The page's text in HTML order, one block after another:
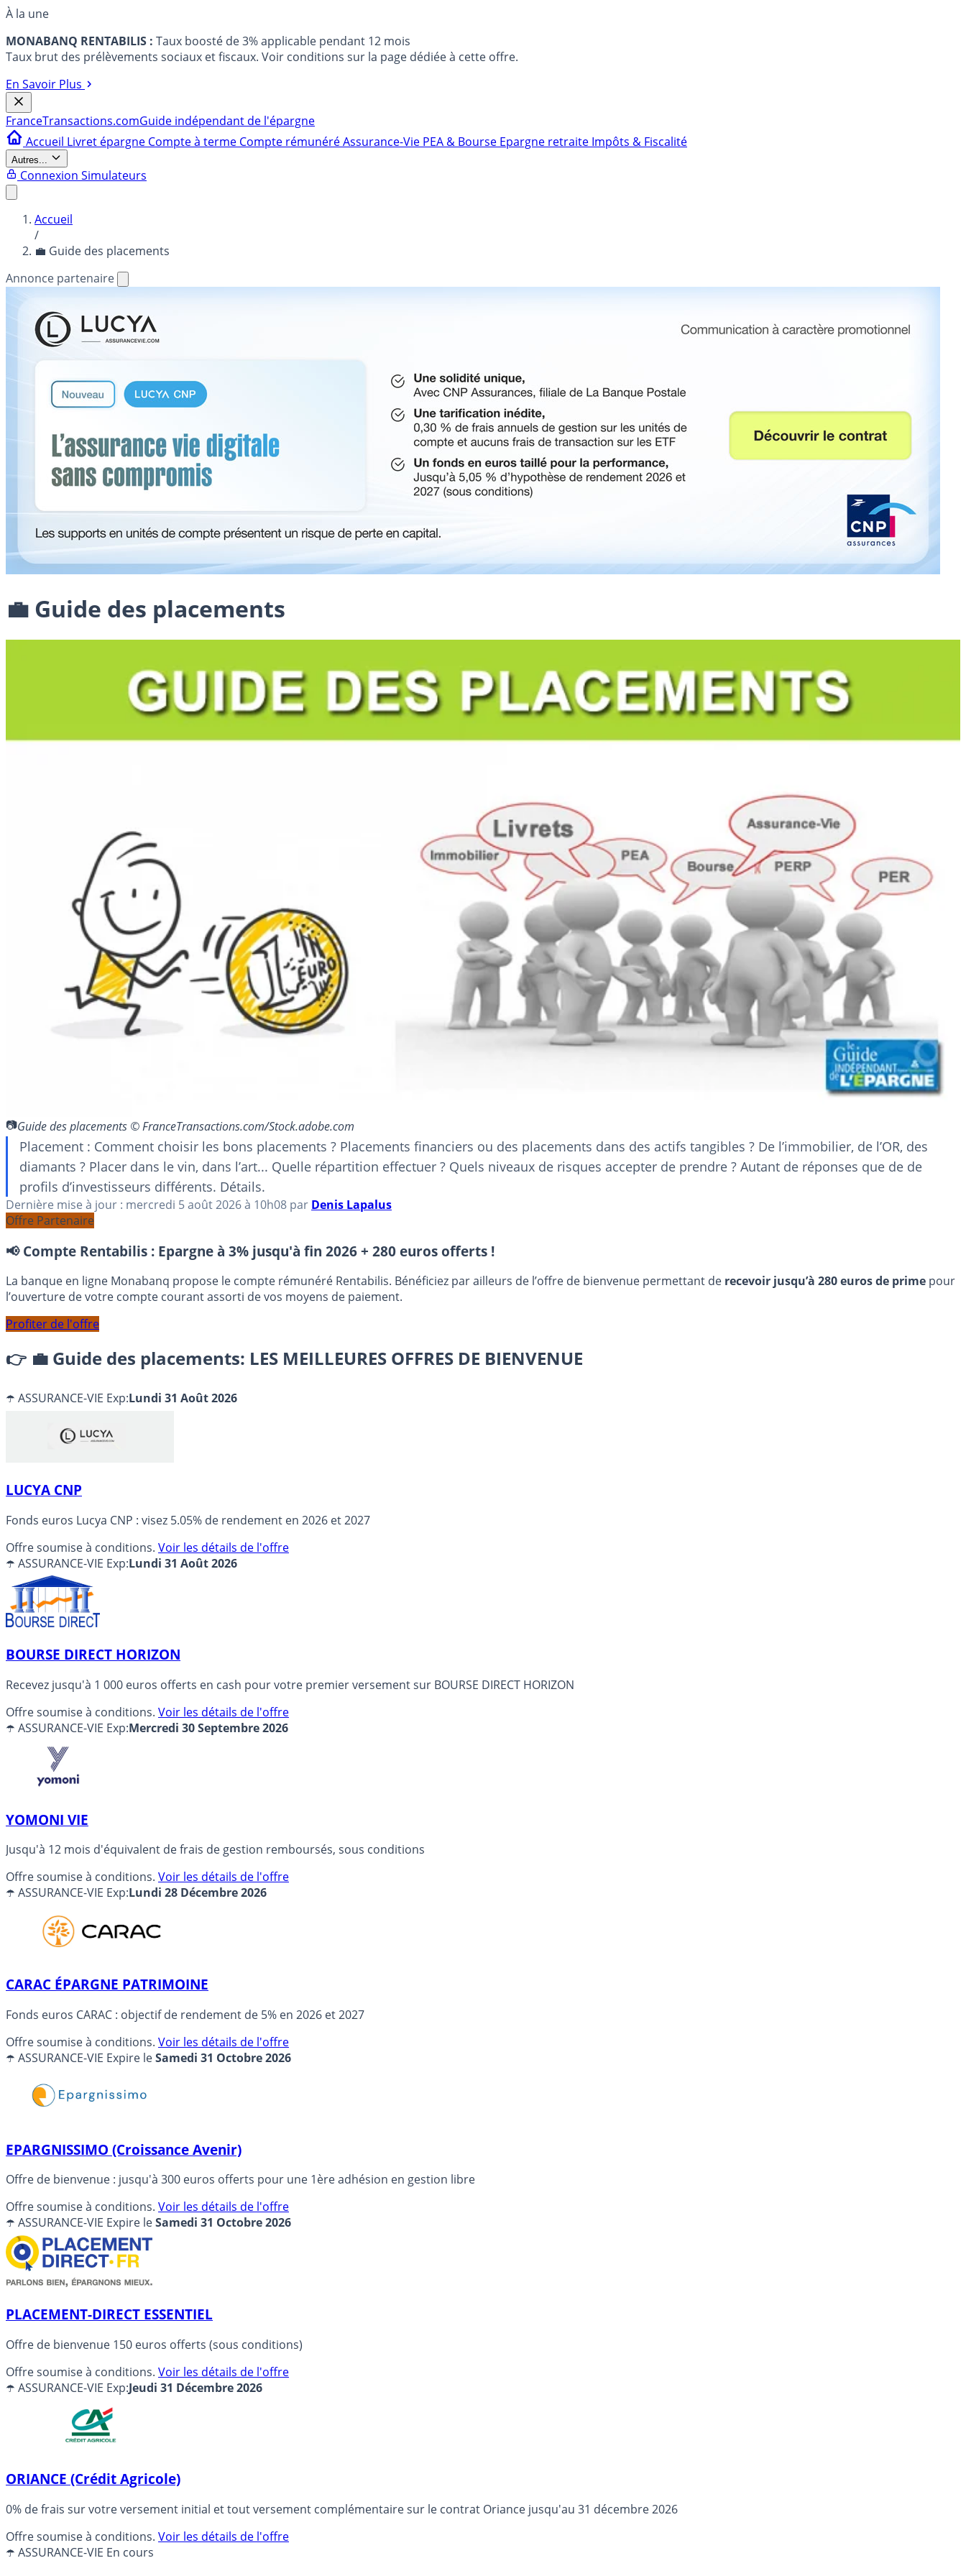
À la une
MONABANQ RENTABILIS : Taux boosté de 3% applicable pendant 12 mois
Taux brut des prélèvements sociaux et fiscaux. Voir conditions sur la page dédiée à cette offre.
En Savoir Plus
FranceTransactions.comGuide indépendant de l'épargne
Accueil Livret épargne Compte à terme Compte rémunéréAssurance-Vie PEA & Bourse Epargne retraite Impôts & Fiscalité
Autres...
Connexion Simulateurs
Accueil
/
💼 Guide des placements
Annonce partenaire
💼 Guide des placements
Guide des placements © FranceTransactions.com/Stock.adobe.com
Placement : Comment choisir les bons placements ? Placements financiers ou des placements dans des actifs tangibles ? De l’immobilier, de l’OR, des
diamants ? Placer dans le vin, dans l’art... Quelle répartition effectuer ? Quels niveaux de risques accepter de prendre ? Autant de réponses que de de
profils d’investisseurs différents. Détails.
Dernière mise à jour : mercredi 5 août 2026à 10h08 par Denis Lapalus
Offre Partenaire
📢 Compte Rentabilis : Epargne à 3% jusqu'à fin 2026 + 280 euros offerts !
La banque en ligne Monabanq propose le compte rémunéré Rentabilis. Bénéficiez par ailleurs de l’offre de bienvenue permettant de recevoir jusqu’à 280 euros de prime pour
l’ouverture de votre compte courant assorti de vos moyens de paiement.
Profiter de l'offre
👉 💼 Guide des placements: LES MEILLEURES OFFRES DE BIENVENUE
☂️ ASSURANCE-VIE Exp:Lundi 31 Août 2026
LUCYA CNP
Fonds euros Lucya CNP : visez 5.05% de rendement en 2026 et 2027
Offre soumise à conditions. Voir les détails de l'offre
☂️ ASSURANCE-VIE Exp:Lundi 31 Août 2026
BOURSE DIRECT HORIZON
Recevez jusqu'à 1 000 euros offerts en cash pour votre premier versement sur BOURSE DIRECT HORIZON
Offre soumise à conditions. Voir les détails de l'offre
☂️ ASSURANCE-VIE Exp:Mercredi 30 Septembre 2026
YOMONI VIE
Jusqu'à 12 mois d'équivalent de frais de gestion remboursés, sous conditions
Offre soumise à conditions. Voir les détails de l'offre
☂️ ASSURANCE-VIE Exp:Lundi 28 Décembre 2026
CARAC ÉPARGNE PATRIMOINE
Fonds euros CARAC : objectif de rendement de 5% en 2026 et 2027
Offre soumise à conditions. Voir les détails de l'offre
☂️ ASSURANCE-VIE Expire leSamedi 31 Octobre 2026
EPARGNISSIMO (Croissance Avenir)
Offre de bienvenue : jusqu'à 300 euros offerts pour une 1ère adhésion en gestion libre
Offre soumise à conditions. Voir les détails de l'offre
☂️ ASSURANCE-VIE Expire leSamedi 31 Octobre 2026
PLACEMENT-DIRECT ESSENTIEL
Offre de bienvenue 150 euros offerts (sous conditions)
Offre soumise à conditions. Voir les détails de l'offre
☂️ ASSURANCE-VIE Exp:Jeudi 31 Décembre 2026
ORIANCE (Crédit Agricole)
0% de frais sur votre versement initial et tout versement complémentaire sur le contrat Oriance jusqu'au 31 décembre 2026
Offre soumise à conditions. Voir les détails de l'offre
☂️ ASSURANCE-VIE En cours